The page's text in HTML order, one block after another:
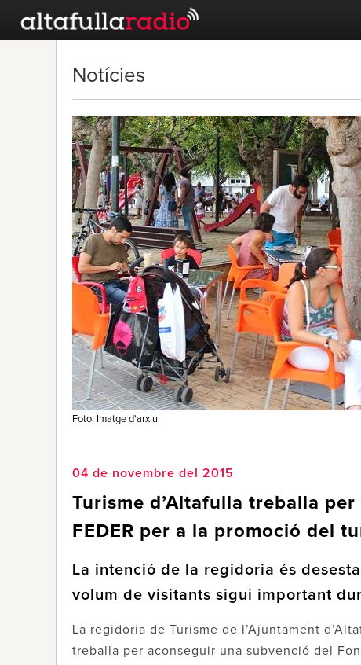
Notícies
Foto: Imatge d'arxiu
04 de novembre del 2015
Turisme d’Altafulla treballa
FEDER per a la promoció del
La intenció de la regidoria és
volum de visitants sigui important
La regidoria de Turisme de l’Ajuntament
treballa per aconseguir una subvenció del